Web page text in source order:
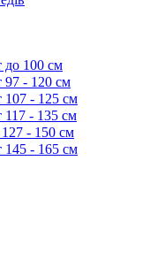
до 100 см
97 - 120 см
107 - 125 см
117 - 135 см
127 - 150 см
145 - 165 см